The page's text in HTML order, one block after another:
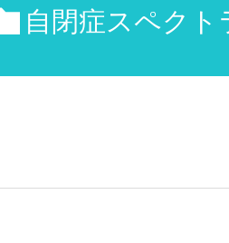
自閉症スペクト